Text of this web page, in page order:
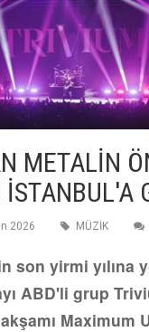
METALİN
2026 MÜZİK
son yirmi yılına
ABD'li grup
Maximum